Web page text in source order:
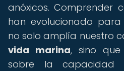
anóxicos. Comprender
han evolucionado
no solo amplía nuestro
vida marina, sino
sobre la